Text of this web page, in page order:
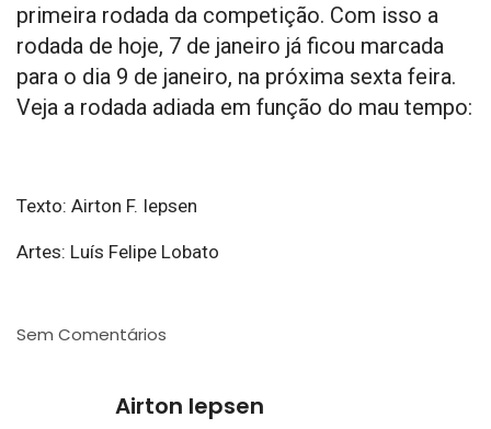
primeira rodada da competição. Com isso a
rodada de hoje, 7 de janeiro já ficou marcada
para o dia 9 de janeiro, na próxima sexta feira.
Veja a rodada adiada em função do mau tempo:
Texto: Airton F. Iepsen
Artes: Luís Felipe Lobato
Sem Comentários
Airton Iepsen